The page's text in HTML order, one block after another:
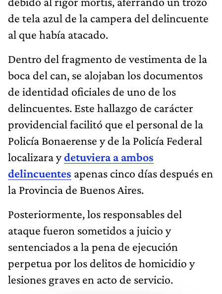
de tela azul de la campera del delincuente
al que había atacado.
Dentro del fragmento de vestimenta de la
boca del can, se alojaban los documentos
de identidad oficiales de uno de los
delincuentes. Este hallazgo de carácter
providencial facilitó que el personal de la
Policía Bonaerense y de la Policía Federal
localizara ydetuviera a ambos
delincuentes apenas cinco días después en
la Provincia de Buenos Aires.
Posteriormente, los responsables del
ataque fueron sometidos a juicio y
sentenciados a la pena de ejecución
perpetua por los delitos de homicidio y
lesiones graves en acto de servicio.